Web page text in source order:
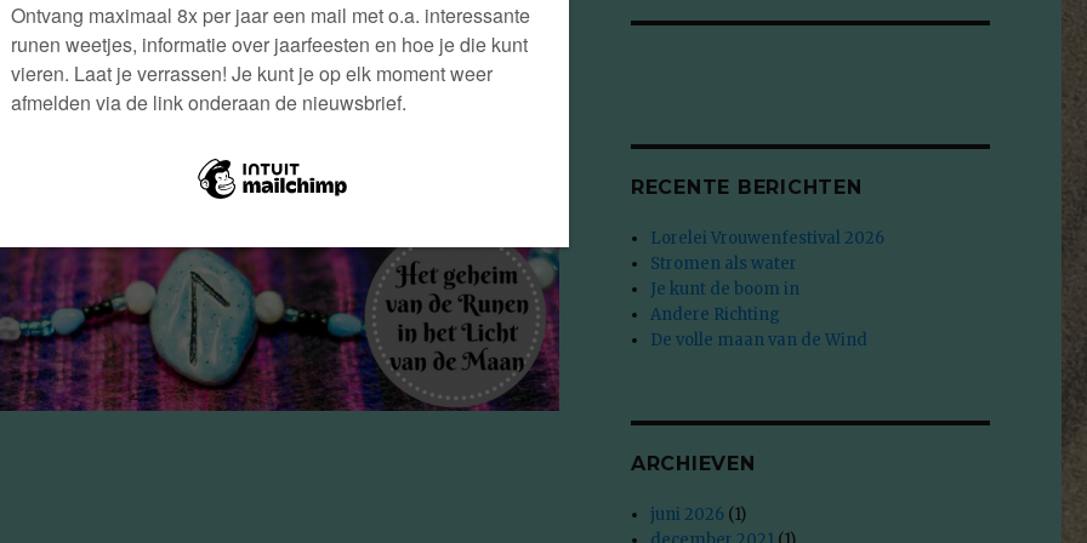
RECENTE BERICHTEN
Lorelei Vrouwenfestival 2026
Stromen als water
Je kunt de boom in
Andere Richting
De volle maan van de Wind
ARCHIEVEN
juni 2026 (1)